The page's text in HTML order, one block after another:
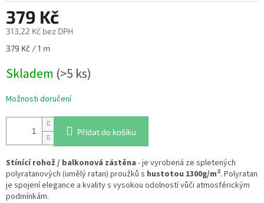
379 Kč
313,22 Kč bez DPH
Měrná
379 Kč / 1 m
Skladem (>5 ks)
Možnosti doručení
Přidat do košíku
Stínící rohož / balkonová zástěna - je vyrobená ze spletených
polyratanových (umělý ratan) proužků s hustotou 1300g/m2. Polyratan
je spojení elegance a kvality s vysokou odolností vůči atmosférickým
podmínkám.